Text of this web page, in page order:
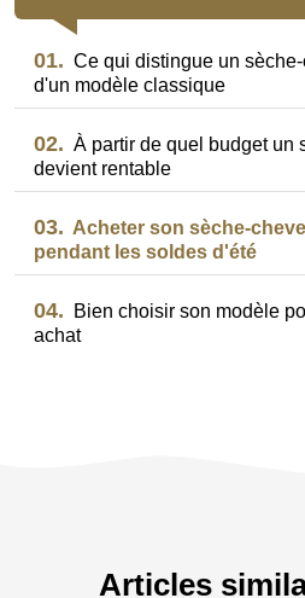
01. Ce qui distingue un
d'un modèle classique
02. À partir de quel budget un
devient rentable
03. Acheter son sèche-
pendant les soldes d'été
04.
Bien choisir son modèle
achat
Articles